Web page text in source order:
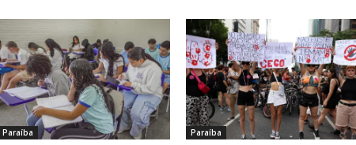
Paraíba Paraíba